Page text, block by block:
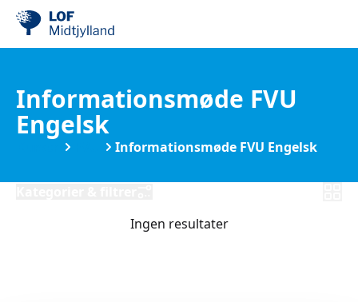
Informationsmøde FVU
Engelsk
Informationsmøde FVU Engelsk
Ingen resultater